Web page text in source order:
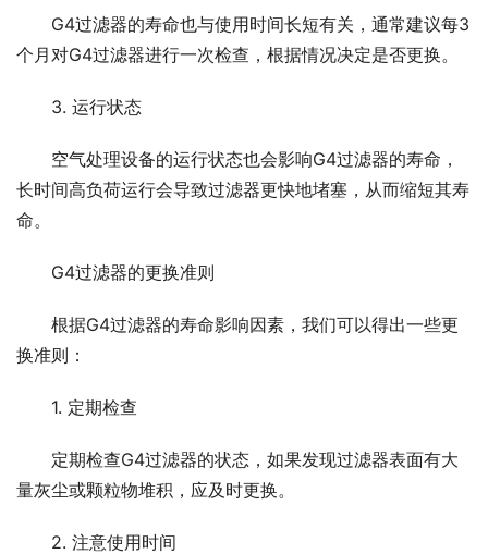
G4过滤器的寿命也与使用时间长短有关，通常建议每3
个月对G4过滤器进行一次检查，根据情况决定是否更换。
3. 运行状态
空气处理设备的运行状态也会影响G4过滤器的寿命，
长时间高负荷运行会导致过滤器更快地堵塞，从而缩短其寿
命。
G4过滤器的更换准则
根据G4过滤器的寿命影响因素，我们可以得出一些更
换准则：
1. 定期检查
定期检查G4过滤器的状态，如果发现过滤器表面有大
量灰尘或颗粒物堆积，应及时更换。
2. 注意使用时间